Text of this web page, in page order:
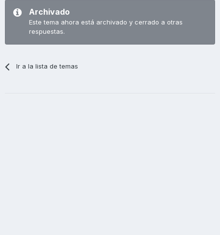
Archivado
Este tema ahora está archivado y cerrado a otras
respuestas.
Ir a la lista de temas